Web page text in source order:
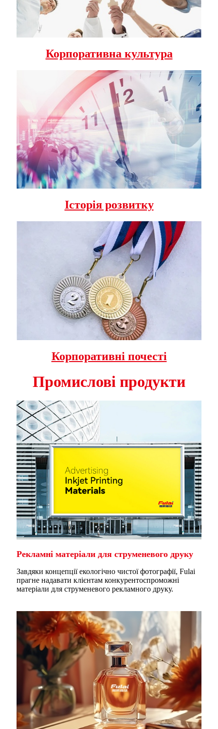
Корпоративна культура
Історія розвитку
Корпоративні почесті
Промислові продукти
Рекламні матеріали для струменевого друку
Завдяки концепції екологічно чистої фотографії, Fulai
прагне надавати клієнтам конкурентоспроможні
матеріали для струменевого рекламного друку.